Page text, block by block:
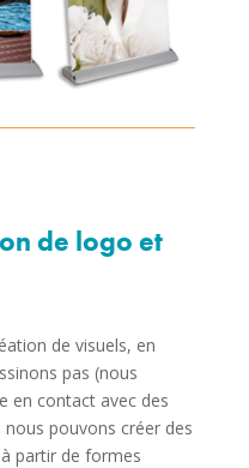
de logo et
de visuels, en
pas (nous
en contact avec des
pouvons créer des
partir de formes